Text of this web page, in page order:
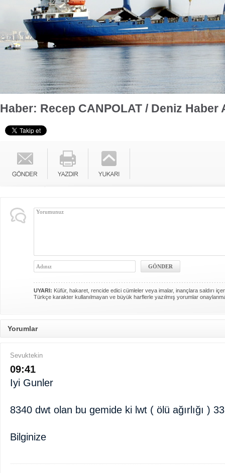
Haber: Recep CANPOLAT / Deniz Haber
UYARI: Küfür, hakaret, rencide edici cümleler veya imalar, inançlara saldırı
Türkçe karakter kullanılmayan ve büyük harflerle yazılmış yorumlar
Yorumlar
Sevuktekin
09:41
Iyi Gunler
8340 dwt olan bu gemide ki lwt ( ölü ağırlığı )
Bilginize